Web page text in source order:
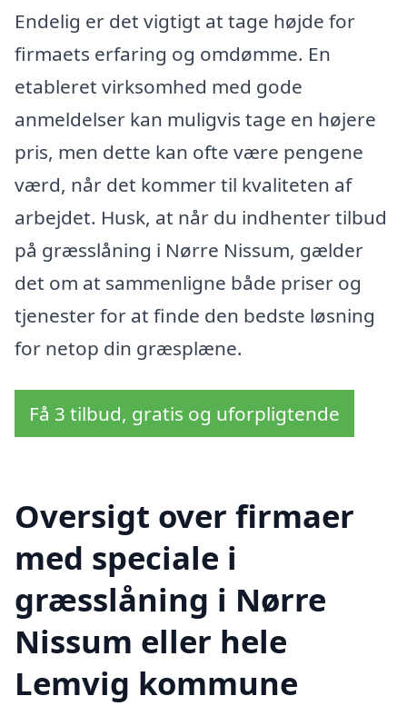
Endelig er det vigtigt at tage højde for
firmaets erfaring og omdømme. En
etableret virksomhed med gode
anmeldelser kan muligvis tage en højere
pris, men dette kan ofte være pengene
værd, når det kommer til kvaliteten af
arbejdet. Husk, at når du indhenter tilbud
på græsslåning i Nørre Nissum, gælder
det om at sammenligne både priser og
tjenester for at finde den bedste løsning
for netop din græsplæne.
Få 3 tilbud, gratis og uforpligtende
Oversigt over firmaer
med speciale i
græsslåning i Nørre
Nissum eller hele
Lemvig kommune